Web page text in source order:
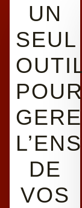
UN
SEUL
POUR
DE
VOS